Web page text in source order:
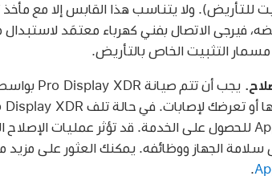
للتأريض). ولا يتناسب هذا القابس إلا مع
فيرجى الاتصال بفني كهرباء معتمَد
التثبيت الخاص بالتأريض.
سلامة الجهاز ووظائفه. يمكنك العثور على